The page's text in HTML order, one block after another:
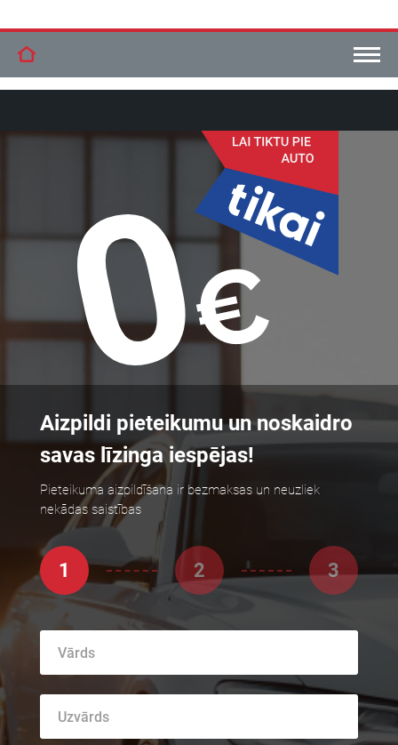
Aizpildi pieteikumu un noskaidro
savas līzinga iespējas!
Pieteikuma aizpildīšana ir bezmaksas un neuzliek
nekādas saistības
1 2 3